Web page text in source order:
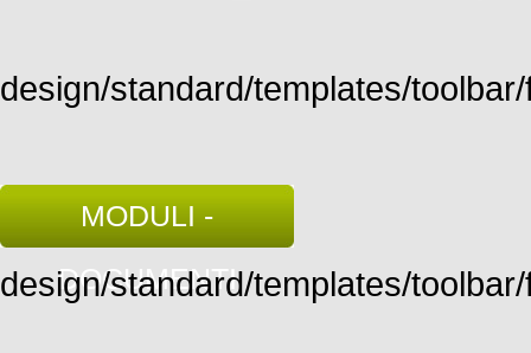
design/standard/templates/
MODULI -
DOCUMENTI
design/standard/templates/